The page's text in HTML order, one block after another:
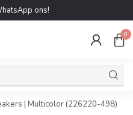
ons!
0
| Multicolor (226220-498)